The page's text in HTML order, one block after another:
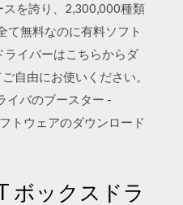
を誇り、2,300,000種類
て無料なのに有料ソフト
ライバーはこちらからダ
自由にお使いください。
イバのブースター -
トウェアのダウンロード
ボックスドラ